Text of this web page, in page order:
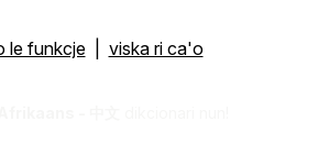
le funkcje| viska ri ca'o